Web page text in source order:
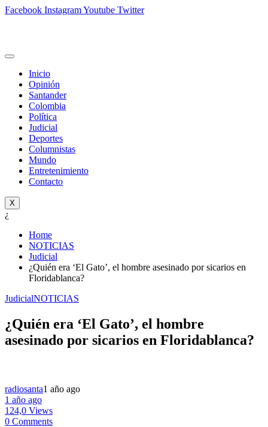
Facebook InstagramYoutube Twitter
Inicio
Opinión
Santander
Colombia
Política
Judicial
Deportes
Columnistas
Mundo
Entretenimiento
Contacto
X
¿
Home
NOTICIAS
Judicial
¿Quién era ‘El Gato’, el hombre asesinado por sicarios en
Floridablanca?
JudicialNOTICIAS
¿Quién era ‘El Gato’, el hombre
asesinado por sicarios en Floridablanca?
radiosanta1 año ago
1 año ago
124,0 Views
0 Comments